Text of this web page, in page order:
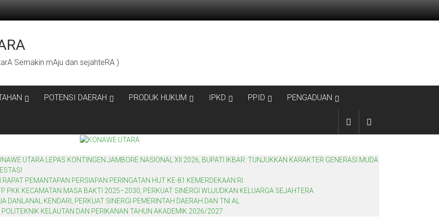
Semakin mAju dan sejahteRA )
POTENSI DAERAH PRODUK HUKUM IPKD PPID PENGADUAN
UTARA LEPAS KONTINGEN JAMBORE NASIONAL XII 2026, BUPATI IKBAR: TUNJUKKAN KARAKTER GENERASI MUDA
PEMANTAPAN PERSIAPAN PERINGATAN HUT KE-81 KEMERDEKAAN RI
PKK KECAMATAN MASA BAKTI 2025–2030, PERKUAT SINERGI WUJUDKAN KELUARGA SEJAHTERA
DANLANAL KENDARI, PERKUAT SINERGI PEMERINTAH DAERAH DAN TNI AL
KELAUTAN DAN PERIKANAN TAHUN AKADEMIK 2026/2027